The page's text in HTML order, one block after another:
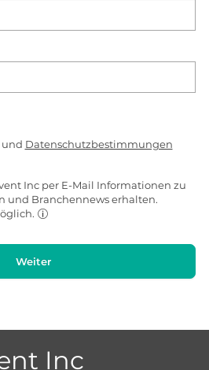
und Datenschutzbestimmungen
Inc per E-Mail Informationen zu
und Branchennews erhalten.
Weiter
Inc